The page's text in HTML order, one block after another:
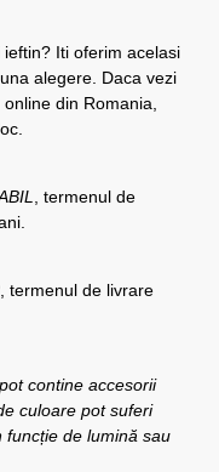
Iti oferim acelasi
alegere. Daca vezi
din Romania,
, termenul de
, termenul de livrare
contine accesorii
culoare pot suferi
funcție de lumină sau